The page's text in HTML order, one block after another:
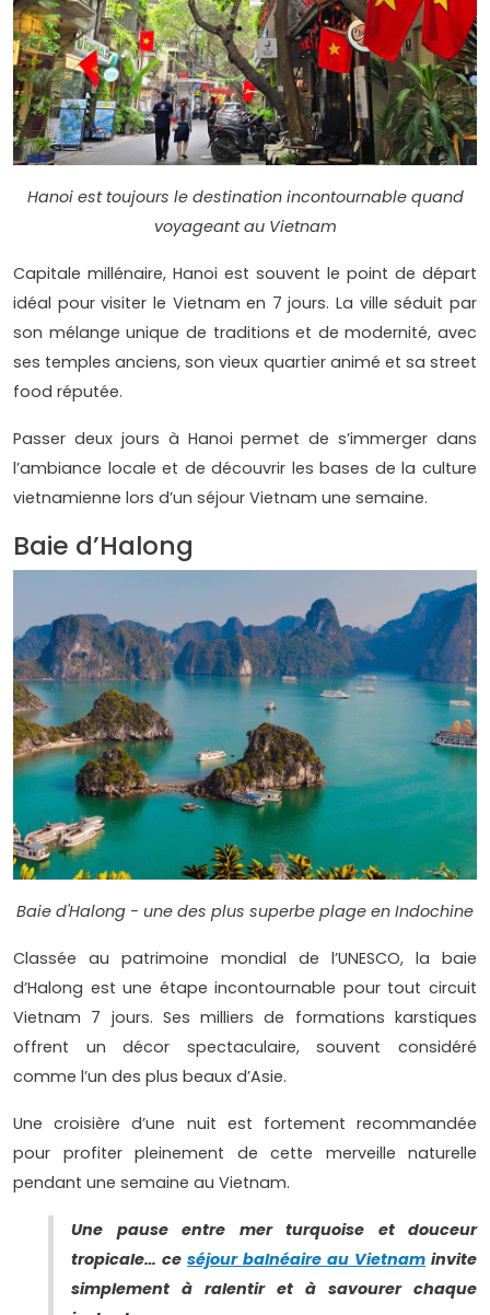
Hanoi est toujours le destination incontournable quand
voyageant au Vietnam
Capitale millénaire, Hanoi est souvent le point de départ
idéal pour visiter le Vietnam en 7 jours. La ville séduit par
son mélange unique de traditions et de modernité, avec
ses temples anciens, son vieux quartier animé et sa street
food réputée.
Passer deux jours à Hanoi permet de s’immerger dans
l’ambiance locale et de découvrir les bases de la culture
vietnamienne lors d’un séjour Vietnam une semaine.
Baie d’Halong
Baie d'Halong - une des plus superbe plage en Indochine
Classée au patrimoine mondial de l’UNESCO, la baie
d’Halong est une étape incontournable pour tout circuit
Vietnam 7 jours. Ses milliers de formations karstiques
offrent un décor spectaculaire, souvent considéré
comme l’un des plus beaux d’Asie.
Une croisière d’une nuit est fortement recommandée
pour profiter pleinement de cette merveille naturelle
pendant une semaine au Vietnam.
Une pause entre mer turquoise et douceur
tropicale… ce séjour balnéaire au Vietnam invite
simplement à ralentir et à savourer chaque